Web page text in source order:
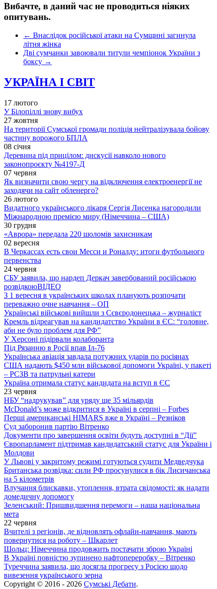
Вибачте, в даний час не проводиться ніяких
опитувань.
← Внаслідок російської атаки на Сумщині загинула
літня жінка
Дві сумчанки завоювали титули чемпіонок України з
боксу →
УКРАЇНА І СВІТ
17 лютого
У Білопіллі знову вибух
27 жовтня
На території Сумської громади поліція нейтралізувала бойову
частину ворожого БПЛА
08 січня
Деревина під прицілом: дискусії навколо нового
законопроєкту №4197-Д
07 червня
Як визначити свою чергу на відключення електроенергії не
заходячи на сайт обленерго?
26 лютого
Видатного українського лікаря Сергія Лисенка нагородили
Міжнародною премією миру (Німеччина – США)
30 грудня
«Аврора» передала 220 шоломів захисникам
02 вересня
В Черкассах есть свои Месси и Роналду: итоги футбольного
первенства
24 червня
СБУ заявила, що нардеп Деркач завербований російською
розвідкоюВІДЕО
З 1 вересня в українських школах планують розпочати
переважно очне навчання – ОП
Українські військові вийшли з Сєвєродонецька – журналіст
Кремль відреагував на кандидатство України в ЄС: “головне,
аби не було проблем для РФ”
У Херсоні підірвали колаборанта
Під Рязанню в Росії впав Іл-76
Українська авіація завдала потужних ударів по росіянах
США надають $450 млн військової допомоги Україні, у пакеті
– РСЗВ та патрульні катери
Україна отримала статус кандидата на вступ в ЄС
23 червня
НБУ “надрукував” для уряду ще 35 мільярдів
McDonald’s може відкритися в Україні в серпні – Forbes
Перші американські HIMARS вже в Україні – Резніков
Суд заборонив партію Вітренко
Документи про завершення освіти будуть доступні в “Дії”
Європарламент підтримав кандидатський статус для України і
Молдови
У Львові у закритому режимі готуються судити Медведчука
Британська розвідка: сили РФ просунулися в бік Лисичанська
на 5 кілометрів
Влучання блискавки, утоплення, втрата свідомості: як надати
домедичну допомогу
Зеленський: Пришвидшення перемоги – наша національна
мета
22 червня
Вчителі з регіонів, де відновлять офлайн-навчання, мають
повернутися на роботу – Шкарлет
Шольц: Німеччина продовжить постачати зброю Україні
В Україні повністю зупинено нафтопереробку – Вітренко
Туреччина заявила, що досягла прогресу з Росією щодо
вивезення українського зерна
Copyright © 2016 - 2026 Сумські Дебати.